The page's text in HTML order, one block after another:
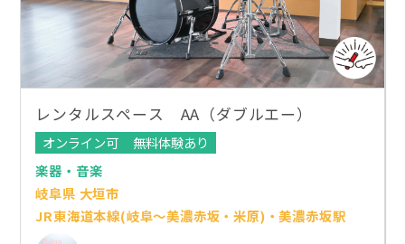
レンタルスペース AA（ダブルエー）
オンライン可
無料体験あり
楽器・音楽
岐阜県 大垣市
JR東海道本線(岐阜～美濃赤坂・米原)・美濃赤坂駅